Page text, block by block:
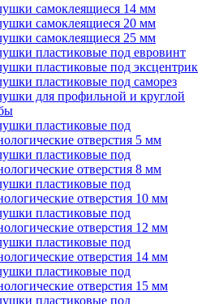
самоклеящиеся 14 мм
самоклеящиеся 20 мм
самоклеящиеся 25 мм
пластиковые под евровинт
пластиковые под эксцентрик
пластиковые под саморез
для профильной и круглой
пластиковые под
отверстия 5 мм
пластиковые под
отверстия 8 мм
пластиковые под
отверстия 10 мм
пластиковые под
отверстия 12 мм
пластиковые под
отверстия 14 мм
пластиковые под
отверстия 15 мм
пластиковые под